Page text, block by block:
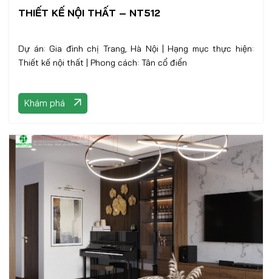
THIẾT KẾ NỘI THẤT – NT512
Dự án: Gia đình chị Trang, Hà Nội | Hạng mục thực hiện:
Thiết kế nội thất | Phong cách: Tân cổ điển
Khám phá